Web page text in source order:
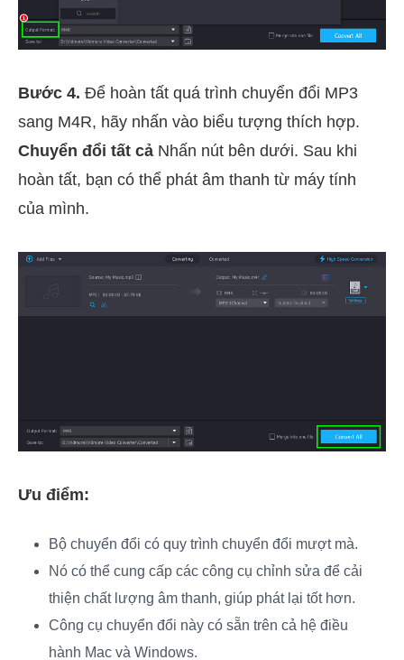
Bước 4. Để hoàn tất quá trình chuyển đổi MP3
sang M4R, hãy nhấn vào biểu tượng thích hợp.
Chuyển đổi tất cả Nhấn nút bên dưới. Sau khi
hoàn tất, bạn có thể phát âm thanh từ máy tính
của mình.
Ưu điểm:
Bộ chuyển đổi có quy trình chuyển đổi mượt mà.
Nó có thể cung cấp các công cụ chỉnh sửa để cải
thiện chất lượng âm thanh, giúp phát lại tốt hơn.
Công cụ chuyển đổi này có sẵn trên cả hệ điều
hành Mac và Windows.